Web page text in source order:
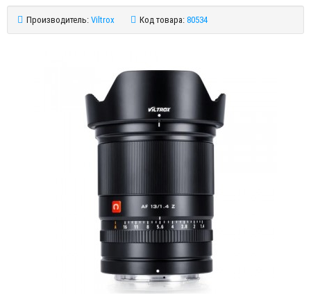
Производитель: Viltrox Код товара: 80534